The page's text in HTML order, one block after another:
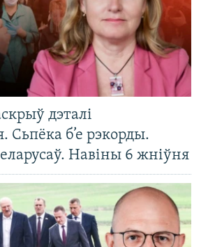
дэталі
Сьпёка б’е рэкорды.
Навіны 6 жніўня